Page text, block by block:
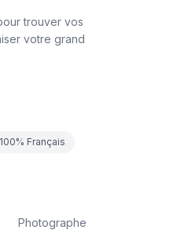
trouver vos
votre grand
100% Français
Photographe